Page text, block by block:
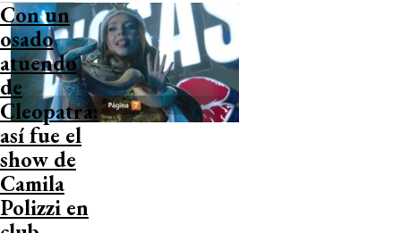
Con un
osado
atuendo
de
Cleopatra:
así fue el
show de
Camila
Polizzi en